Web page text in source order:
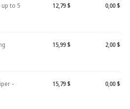
up to 5
12,79 $ 0,00 $
15,99 $ 2,00 $
-
15,79 $ 0,00 $